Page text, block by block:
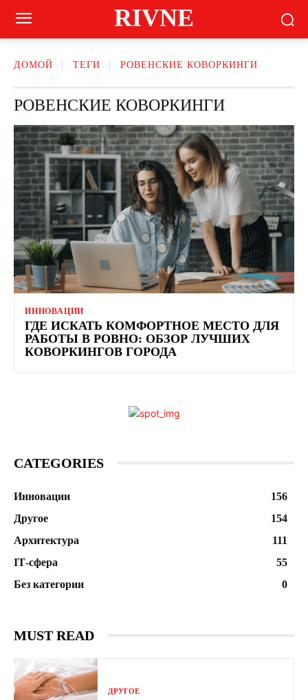
RIVNE
ДОМОЙ ТЕГИ РОВЕНСКИЕ КОВОРКИНГИ
РОВЕНСКИЕ КОВОРКИНГИ
ИННОВАЦИИ
ГДЕ ИСКАТЬ КОМФОРТНОЕ МЕСТО ДЛЯ
РАБОТЫ В РОВНО: ОБЗОР ЛУЧШИХ
КОВОРКИНГОВ ГОРОДА
CATEGORIES
Инновации
156
Другое
154
Архитектура
111
ІТ-сфера
55
Без категории
0
MUST READ
ДРУГОЕ